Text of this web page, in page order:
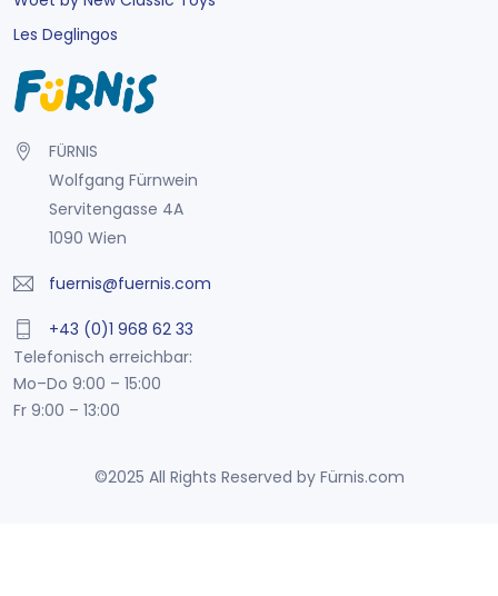
Les Deglingos
FÜRNIS
Wolfgang Fürnwein
Servitengasse 4A
1090 Wien
fuernis@fuernis.com
+43 (0)1 968 62 33
Telefonisch erreichbar:
Mo–Do 9:00 – 15:00
Fr 9:00 – 13:00
©2025 All Rights Reserved by Fürnis.com